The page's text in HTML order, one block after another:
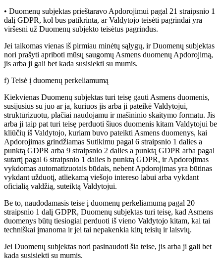
• Duomenų subjektas prieštaravo Apdorojimui pagal 21 straipsnio 1
dalį GDPR, kol bus patikrinta, ar Valdytojo teisėti pagrindai yra
viršesni už Duomenų subjekto teisėtus pagrindus.
Jei taikomas vienas iš pirmiau minėtų sąlygų, ir Duomenų subjektas
nori prašyti apriboti mūsų saugomų Asmens duomenų Apdorojimą,
jis arba ji gali bet kada susisiekti su mumis.
f) Teisė į duomenų perkeliamumą
Kiekvienas Duomenų subjektas turi teisę gauti Asmens duomenis,
susijusius su juo ar ja, kuriuos jis arba ji pateikė Valdytojui,
struktūrizuotu, plačiai naudojamu ir mašininio skaitymo formatu. Jis
arba ji taip pat turi teisę perduoti šiuos duomenis kitam Valdytojui be
kliūčių iš Valdytojo, kuriam buvo pateikti Asmens duomenys, kai
Apdorojimas grindžiamas Sutikimu pagal 6 straipsnio 1 dalies a
punktą GDPR arba 9 straipsnio 2 dalies a punktą GDPR arba pagal
sutartį pagal 6 straipsnio 1 dalies b punktą GDPR, ir Apdorojimas
vykdomas automatizuotais būdais, nebent Apdorojimas yra būtinas
vykdant užduotį, atliekamą viešojo intereso labui arba vykdant
oficialią valdžią, suteiktą Valdytojui.
Be to, naudodamasis teise į duomenų perkeliamumą pagal 20
straipsnio 1 dalį GDPR, Duomenų subjektas turi teisę, kad Asmens
duomenys būtų tiesiogiai perduoti iš vieno Valdytojo kitam, kai tai
techniškai įmanoma ir jei tai nepakenkia kitų teisių ir laisvių.
Jei Duomenų subjektas nori pasinaudoti šia teise, jis arba ji gali bet
kada susisiekti su mumis.